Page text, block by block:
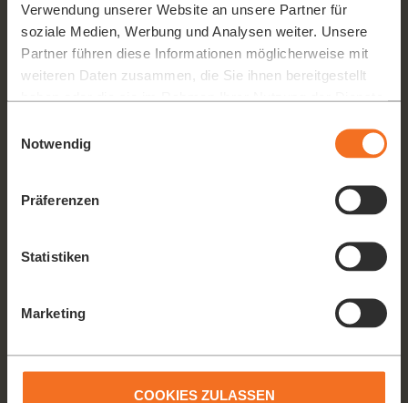
Verwendung unserer Website an unsere Partner für
soziale Medien, Werbung und Analysen weiter. Unsere
Partner führen diese Informationen möglicherweise mit
weiteren Daten zusammen, die Sie ihnen bereitgestellt
haben oder die sie im Rahmen Ihrer Nutzung der Dienste
Notwendig
Präferenzen
Statistiken
Marketing
COOKIES ZULASSEN